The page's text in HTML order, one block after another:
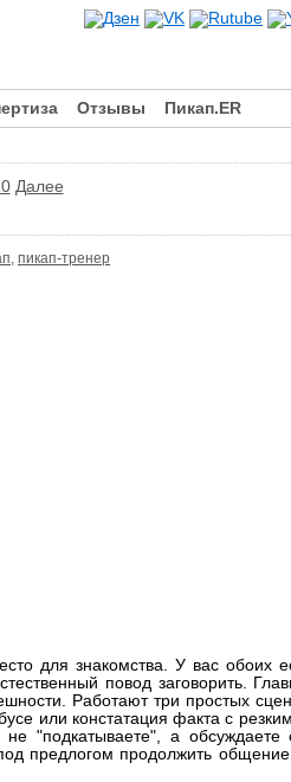
Отзывы Пикап.ER
Далее
пикап-тренер
для знакомства. У вас обоих
повод заговорить.
Работают три простых
или констатация факта с
"подкатываете", а обсуждаете
предлогом продолжить